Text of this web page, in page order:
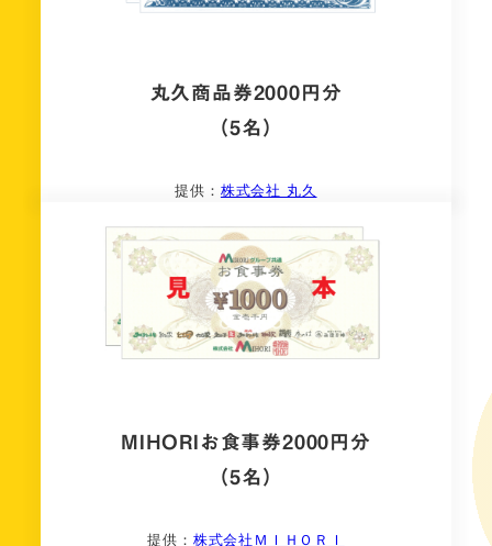
丸久商品券2000円分
（5名）
提供： 株式会社 丸久
MIHORIお食事券2000円分
（5名）
提供： 株式会社ＭＩＨＯＲＩ